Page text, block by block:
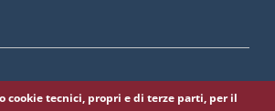
cookie tecnici, propri e di terze parti, per il